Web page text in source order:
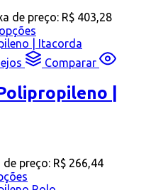
de preço: R$ 403,28
Comparar
|
de preço: R$ 266,44